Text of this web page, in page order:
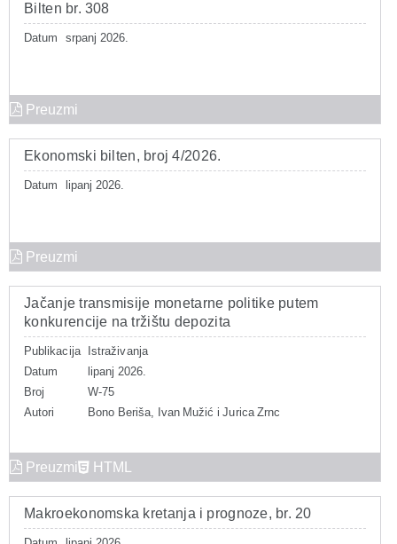
Bilten br. 308
Datum srpanj 2026.
Preuzmi
Ekonomski bilten, broj 4/2026.
Datum lipanj 2026.
Preuzmi
Jačanje transmisije monetarne politike putem
konkurencije na tržištu depozita
Publikacija
Istraživanja
Datum
lipanj 2026.
Broj
W-75
Autori
Bono Beriša, Ivan Mužić i Jurica Zrnc
Preuzmi HTML
Makroekonomska kretanja i prognoze, br. 20